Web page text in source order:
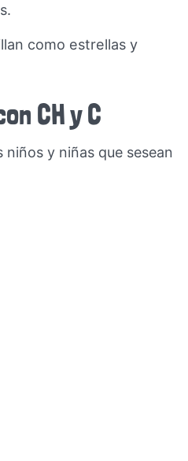
como estrellas y
CH y C
niños y niñas que sesean